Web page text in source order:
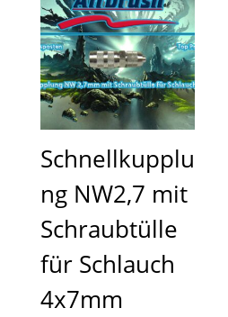
Schnellkupplu
ng NW2,7 mit
Schraubtülle
für Schlauch
4x7mm